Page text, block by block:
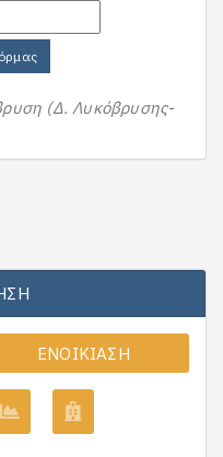
(Δ. Λυκόβρυσης-
ΕΝΟΙΚΊΑΣΗ